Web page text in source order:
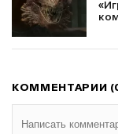
КОММЕНТАРИИ